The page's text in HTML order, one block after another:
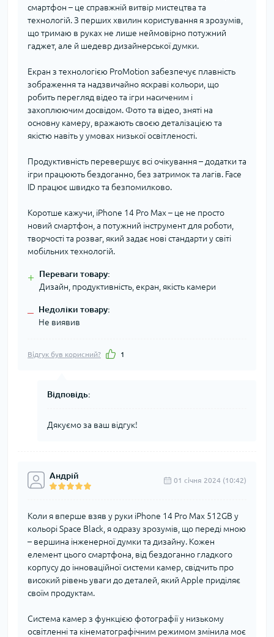
смартфон – це справжній витвір мистецтва та
технологій. З перших хвилин користування я зрозумів,
що тримаю в руках не лише неймовірно потужний
гаджет, але й шедевр дизайнерської думки.
Екран з технологією ProMotion забезпечує плавність
зображення та надзвичайно яскраві кольори, що
робить перегляд відео та ігри насиченим і
захоплюючим досвідом. Фото та відео, зняті на
основну камеру, вражають своєю деталізацією та
якістю навіть у умовах низької освітленості.
Продуктивність перевершує всі очікування – додатки та
ігри працюють бездоганно, без затримок та лагів. Face
ID працює швидко та безпомилково.
Коротше кажучи, iPhone 14 Pro Max – це не просто
новий смартфон, а потужний інструмент для роботи,
творчості та розваг, який задає нові стандарти у світі
мобільних технологій.
+ Переваги товару:
Дизайн, продуктивність, екран, якість камери
– Недоліки товару:
Не виявив
Відгук був корисний? 1
Відповідь:
Дякуємо за ваш відгук!
Андрій 01 cічня 2024 (10:42)
Коли я вперше взяв у руки iPhone 14 Pro Max 512GB у
кольорі Space Black, я одразу зрозумів, що переді мною
– вершина інженерної думки та дизайну. Кожен
елемент цього смартфона, від бездоганно гладкого
корпусу до інноваційної системи камер, свідчить про
високий рівень уваги до деталей, який Apple приділяє
своїм продуктам.
Система камер з функцією фотографії у низькому
освітленні та кінематографічним режимом змінила моє